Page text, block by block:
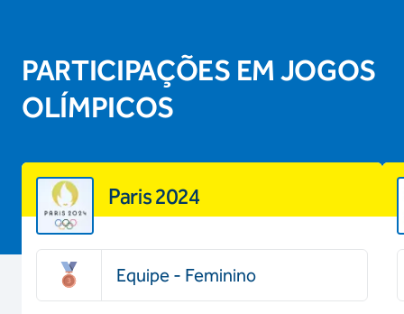
PARTICIPAÇÕES EM JOGOS
OLÍMPICOS
Paris 2024
Equipe - Feminino